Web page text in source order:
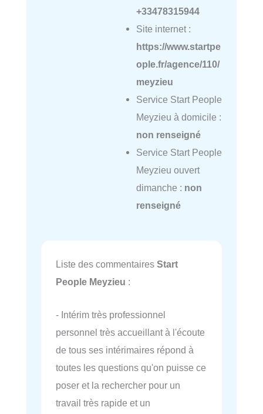
+33478315944
Site internet :
https://www.startpe
ople.fr/agence/110/
meyzieu
Service Start People
Meyzieu à domicile :
non renseigné
Service Start People
Meyzieu ouvert
dimanche : non
renseigné
Liste des commentaires Start
People Meyzieu :
- Intérim très professionnel
personnel très accueillant à l'écoute
de tous ses intérimaires répond à
toutes les questions qu'on puisse ce
poser et la rechercher pour un
travail très rapide et un